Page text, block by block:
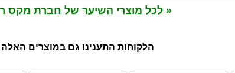
« לכל מוצרי השיער של חברת מקס
הלקוחות התענינו גם במוצרים האלה